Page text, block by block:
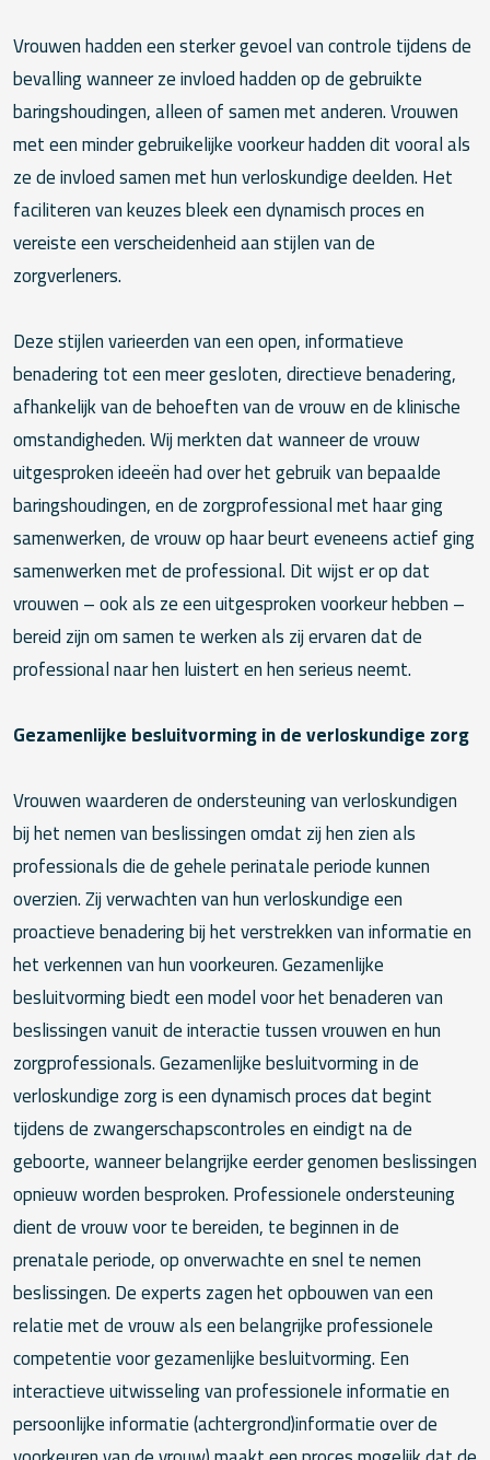
Vrouwen hadden een sterker gevoel van controle tijdens de
bevalling wanneer ze invloed hadden op de gebruikte
baringshoudingen, alleen of samen met anderen. Vrouwen
met een minder gebruikelijke voorkeur hadden dit vooral als
ze de invloed samen met hun verloskundige deelden. Het
faciliteren van keuzes bleek een dynamisch proces en
vereiste een verscheidenheid aan stijlen van de
zorgverleners.
Deze stijlen varieerden van een open, informatieve
benadering tot een meer gesloten, directieve benadering,
afhankelijk van de behoeften van de vrouw en de klinische
omstandigheden. Wij merkten dat wanneer de vrouw
uitgesproken ideeën had over het gebruik van bepaalde
baringshoudingen, en de zorgprofessional met haar ging
samenwerken, de vrouw op haar beurt eveneens actief ging
samenwerken met de professional. Dit wijst er op dat
vrouwen – ook als ze een uitgesproken voorkeur hebben –
bereid zijn om samen te werken als zij ervaren dat de
professional naar hen luistert en hen serieus neemt.
Gezamenlijke besluitvorming in de verloskundige zorg
Vrouwen waarderen de ondersteuning van verloskundigen
bij het nemen van beslissingen omdat zij hen zien als
professionals die de gehele perinatale periode kunnen
overzien. Zij verwachten van hun verloskundige een
proactieve benadering bij het verstrekken van informatie en
het verkennen van hun voorkeuren. Gezamenlijke
besluitvorming biedt een model voor het benaderen van
beslissingen vanuit de interactie tussen vrouwen en hun
zorgprofessionals. Gezamenlijke besluitvorming in de
verloskundige zorg is een dynamisch proces dat begint
tijdens de zwangerschapscontroles en eindigt na de
geboorte, wanneer belangrijke eerder genomen beslissingen
opnieuw worden besproken. Professionele ondersteuning
dient de vrouw voor te bereiden, te beginnen in de
prenatale periode, op onverwachte en snel te nemen
beslissingen. De experts zagen het opbouwen van een
relatie met de vrouw als een belangrijke professionele
competentie voor gezamenlijke besluitvorming. Een
interactieve uitwisseling van professionele informatie en
persoonlijke informatie (achtergrond)informatie over de